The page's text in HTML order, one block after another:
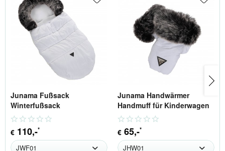
Junama Fußsack
Winterfußsack
€ 110,-*
Junama Handwärmer
Handmuff für Kinderwagen
€ 65,-*